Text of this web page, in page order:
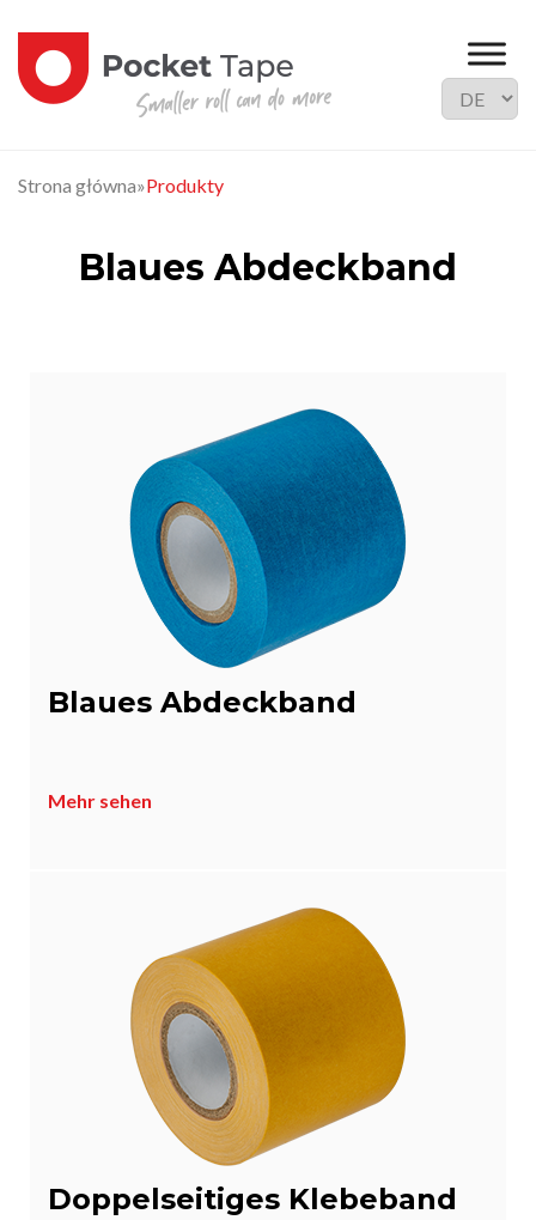
Strona główna»Produkty
Blaues Abdeckband
Blaues Abdeckband
Mehr sehen
Doppelseitiges Klebeband